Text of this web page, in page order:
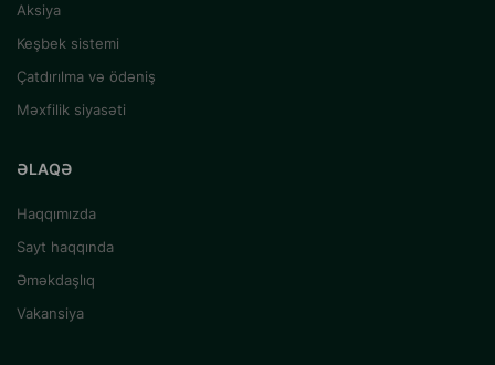
Aksiya
Keşbek sistemi
Çatdırılma və ödəniş
Məxfilik siyasəti
ƏLAQƏ
Haqqımızda
Sayt haqqında
Əməkdaşlıq
Vakansiya